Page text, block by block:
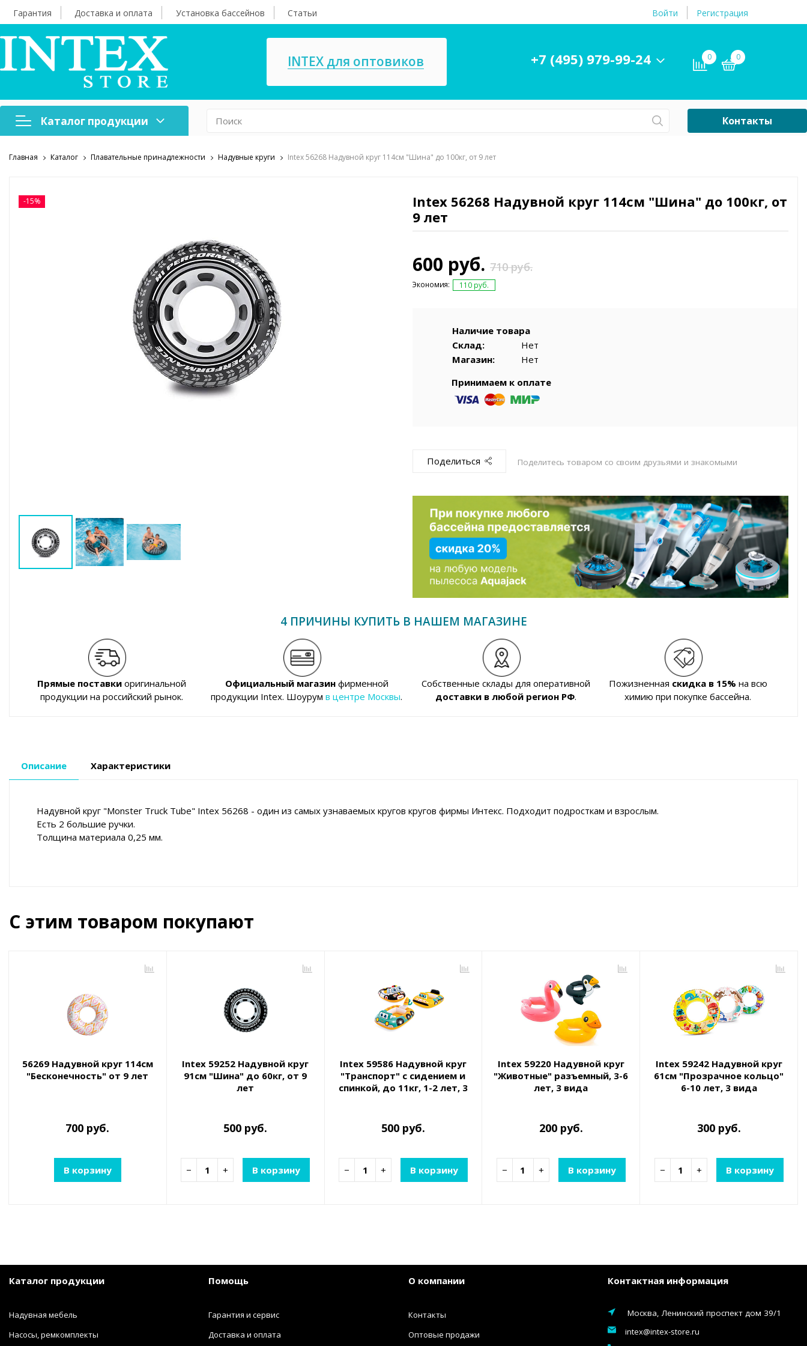
Гарантия Доставка и оплата Установка бассейнов Статьи Войти Регистрация
INTEX для оптовиков +7 (495) 979-99-24 0 0
Каталог продукции
Надувная мебель Насосы, ремкомплекты СПА
игрушки
принадлежности
Запчасти для бассейнов
Воздушные насосы Ремкомплекты Уцененный Товар
Контакты
Главная Каталог Плавательные принадлежности Надувные круги Intex 56268 Надувной круг 114см "Шина" до 100кг, от 9 лет
-15%
Intex 56268 Надувной круг 114см "Шина" до 100кг, от
9 лет
600 руб. 710 руб.
Экономия: 110 руб.
Наличие товара
Склад:
Нет
Магазин:
Нет
Принимаем к оплате
Поделиться Поделитесь товаром со своим друзьями и знакомыми
4 ПРИЧИНЫ КУПИТЬ В НАШЕМ МАГАЗИНЕ
Прямые поставкиоригинальной
продукции на российский рынок.
Официальный магазинфирменной
продукции Intex. Шоурумв центре Москвы.
Собственные склады для оперативной
доставки в любой регион РФ.
Пожизненная скидка в 15% на всю
химию при покупке бассейна.
Описание Характеристики
Надувной круг "Monster Truck Tube" Intex 56268 - один из самых узнаваемых кругов кругов фирмы Интекс. Подходит подросткам и взрослым.
Есть 2 большие ручки.
Толщина материала 0,25 мм.
С этим товаром покупают
56269 Надувной круг 114см
"Бесконечность" от 9 лет
700 руб.
В корзину
Intex 59252 Надувной круг
91см "Шина" до 60кг, от 9
лет
500 руб.
− + В корзину
Intex 59586 Надувной круг
"Транспорт" с сидением и
спинкой, до 11кг, 1-2 лет, 3
500 руб.
− + В корзину
Intex 59220 Надувной круг
"Животные" разъемный, 3-6
лет, 3 вида
200 руб.
− + В корзину
Intex 59242 Надувной круг
61см "Прозрачное кольцо"
6-10 лет, 3 вида
300 руб.
− + В корзину
Каталог продукции
Надувная мебель
Насосы, ремкомплекты
Помощь
Гарантия и сервис
Доставка и оплата
О компании
Контакты
Оптовые продажи
Контактная информация
Москва, Ленинский проспект дом 39/1
intex@intex-store.ru